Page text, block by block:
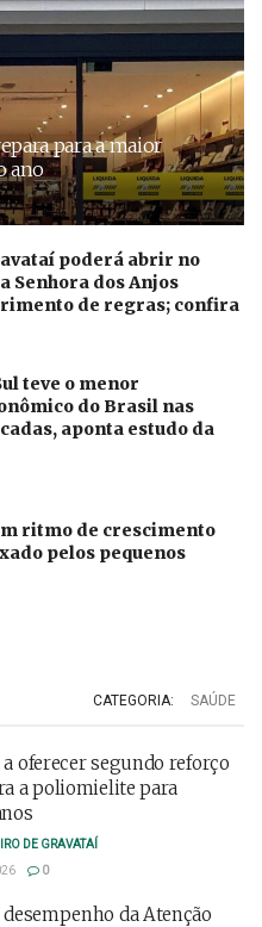
para a maior
ano
poderá abrir no
Senhora dos Anjos
de regras; confira
teve o menor
do Brasil nas
aponta estudo da
ritmo de crescimento
pelos pequenos
CATEGORIA: SAÚDE
a oferecer segundo reforço
a poliomielite para
DE GRAVATAÍ
0
da Atenção